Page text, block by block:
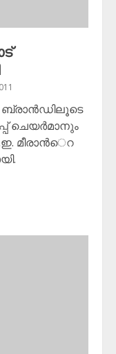
ബ്രാന്‍ഡിലൂടെ
ചെയര്‍മാനും
മീരാന്‍െറ